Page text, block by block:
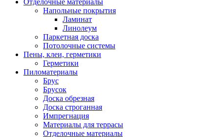
Отделочные материалы
Напольные покрытия
Ламинат
Линолеум
Паркетная доска
Потолочные системы
Пены, клеи, герметики
Герметики
Пиломатериалы
Брус
Брусок
Доска обрезная
Доска строганная
Импрегнация
Материалы для террасы
Отделочные материалы